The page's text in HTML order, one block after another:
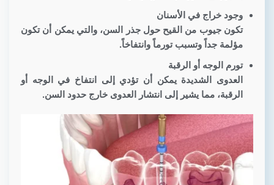
وجود خراج في الأسنان
تكون جيوب من القيح حول جذر السن، والتي يمكن أن تكون
مؤلمة جداً وتسبب تورماً وانتفاخاً.
تورم الوجه أو الرقبة
العدوى الشديدة يمكن أن تؤدي إلى انتفاخ في الوجه أو
الرقبة، مما يشير إلى انتشار العدوى خارج حدود السن.